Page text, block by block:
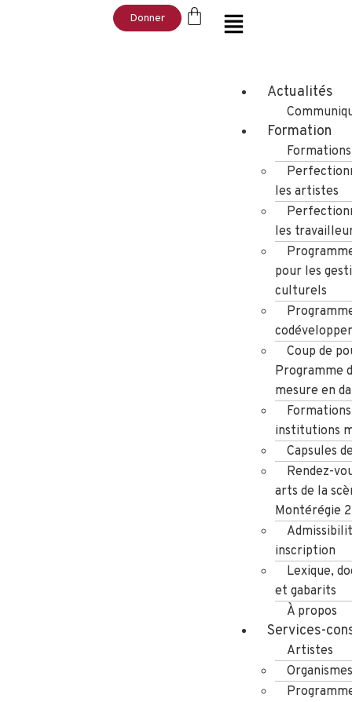
Donner
Actualités
Formation
les artistes
les
pour les
culturels
Coup de
Programme
mesure en
institutions
Capsules
Rendez-
arts de la
Montérégie
inscription
Lexique,
et gabarits
À propos
Services-
Artistes
Organismes